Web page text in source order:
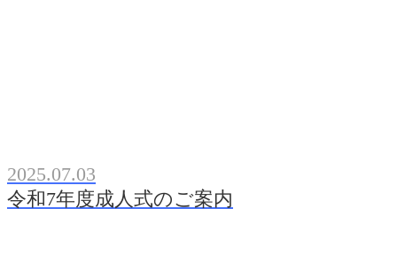
2025.07.03
令和7年度成人式のご案内